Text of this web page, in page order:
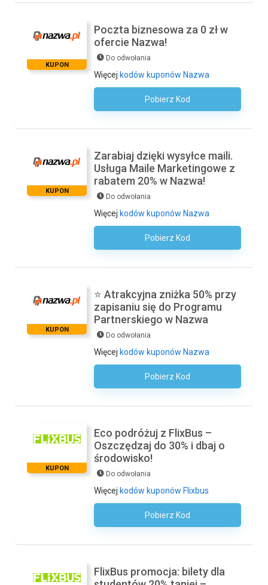
KUPON
Poczta biznesowa za 0 zł w
ofercie Nazwa!
Do odwołania
Więcej kodów kuponów Nazwa
Pobierz Kod
Kod Nie Jest Wymagany
KUPON
Zarabiaj dzięki wysyłce maili.
Usługa Maile Marketingowe z
rabatem 20% w Nazwa!
Do odwołania
Więcej kodów kuponów Nazwa
Pobierz Kod
Kod Nie Jest Wymagany
KUPON
⭐ Atrakcyjna zniżka 50% przy
zapisaniu się do Programu
Partnerskiego w Nazwa
Do odwołania
Więcej kodów kuponów Nazwa
Pobierz Kod
Kod Nie Jest Wymagany
KUPON
Eco podróżuj z FlixBus –
Oszczędzaj do 30% i dbaj o
środowisko!
Do odwołania
Więcej kodów kuponów Flixbus
Pobierz Kod
Kod Nie Jest Wymagany
FlixBus promocja: bilety dla